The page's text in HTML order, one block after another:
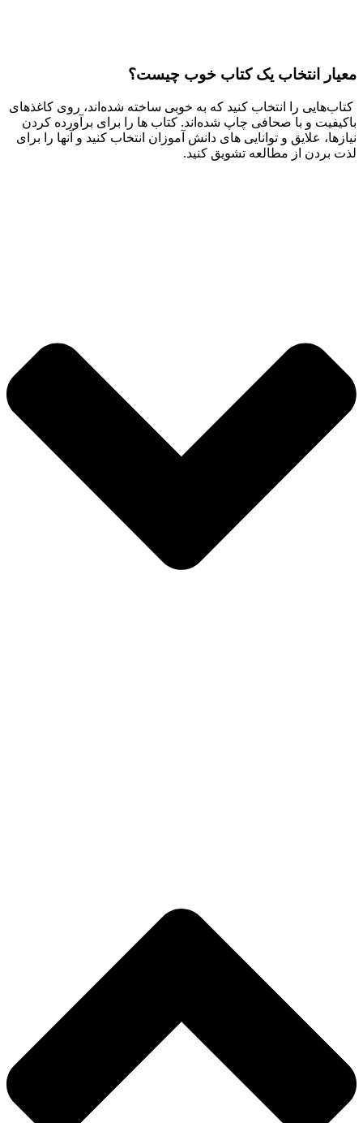
انتخاب یک کتاب خوب چیست؟
را انتخاب کنید که به خوبی ساخته شده‌اند، روی کاغذهای
و با صحافی چاپ شده‌اند. کتاب ها را برای برآورده کردن
علایق و توانایی های دانش آموزان انتخاب کنید و آنها را برای
بردن از مطالعه تشویق کنید.